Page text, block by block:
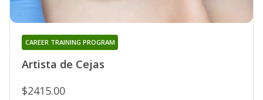
Artista de Cejas
CAREER TRAINING PROGRAM
$2415.00